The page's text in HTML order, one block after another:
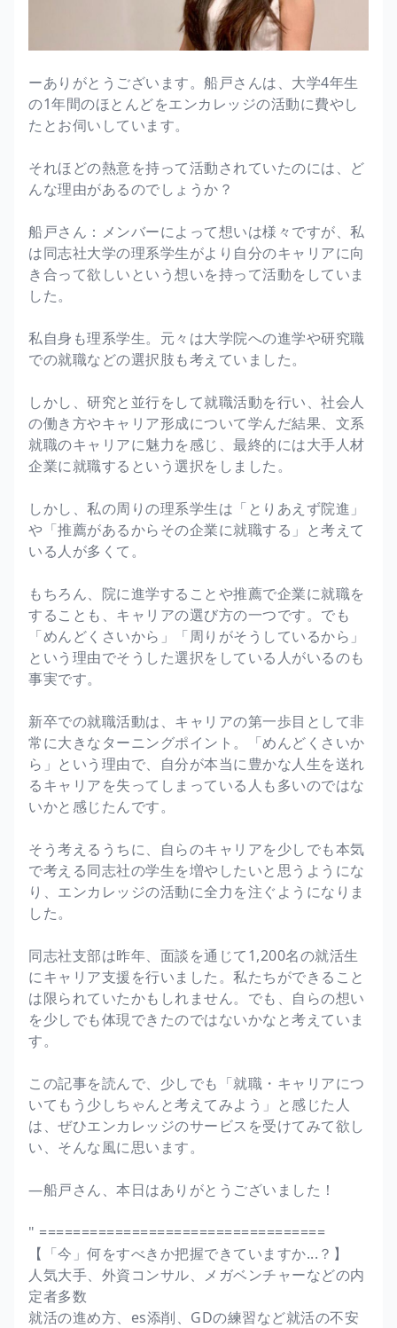
ーありがとうございます。船戸さんは、大学4年生
の1年間のほとんどをエンカレッジの活動に費やし
たとお伺いしています。
それほどの熱意を持って活動されていたのには、ど
んな理由があるのでしょうか？
船戸さん：メンバーによって想いは様々ですが、私
は同志社大学の理系学生がより自分のキャリアに向
き合って欲しいという想いを持って活動をしていま
した。
私自身も理系学生。元々は大学院への進学や研究職
での就職などの選択肢も考えていました。
しかし、研究と並行をして就職活動を行い、社会人
の働き方やキャリア形成について学んだ結果、文系
就職のキャリアに魅力を感じ、最終的には大手人材
企業に就職するという選択をしました。
しかし、私の周りの理系学生は「とりあえず院進」
や「推薦があるからその企業に就職する」と考えて
いる人が多くて。
もちろん、院に進学することや推薦で企業に就職を
することも、キャリアの選び方の一つです。でも
「めんどくさいから」「周りがそうしているから」
という理由でそうした選択をしている人がいるのも
事実です。
新卒での就職活動は、キャリアの第一歩目として非
常に大きなターニングポイント。「めんどくさいか
ら」という理由で、自分が本当に豊かな人生を送れ
るキャリアを失ってしまっている人も多いのではな
いかと感じたんです。
そう考えるうちに、自らのキャリアを少しでも本気
で考える同志社の学生を増やしたいと思うようにな
り、エンカレッジの活動に全力を注ぐようになりま
した。
同志社支部は昨年、面談を通じて1,200名の就活生
にキャリア支援を行いました。私たちができること
は限られていたかもしれません。でも、自らの想い
を少しでも体現できたのではないかなと考えていま
す。
この記事を読んで、少しでも「就職・キャリアにつ
いてもう少しちゃんと考えてみよう」と感じた人
は、ぜひエンカレッジのサービスを受けてみて欲し
い、そんな風に思います。
―船戸さん、本日はありがとうございました！
" ==================================
【「今」何をすべきか把握できていますか...？】
人気大手、外資コンサル、メガベンチャーなどの内
定者多数
就活の進め方、es添削、GDの練習など就活の不安